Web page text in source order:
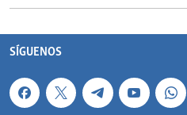
SÍGUENOS